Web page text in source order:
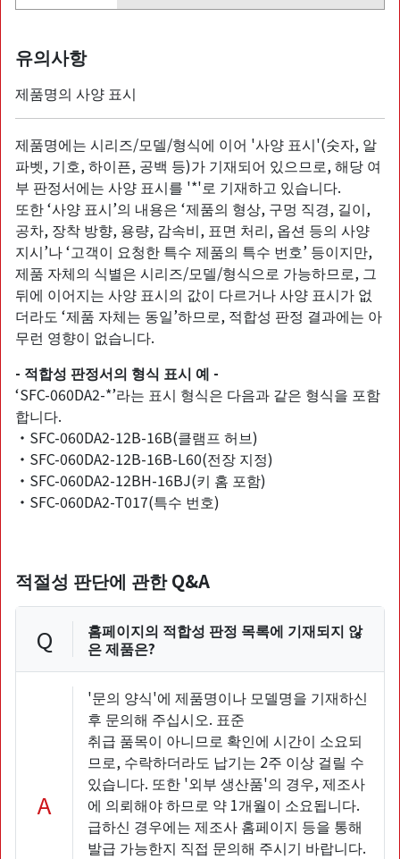
유의사항
제품명의 사양 표시
제품명에는 시리즈/모델/형식에 이어 '사양 표시'(숫자, 알
파벳, 기호, 하이픈, 공백 등)가 기재되어 있으므로, 해당 여
부 판정서에는 사양 표시를 '*'로 기재하고 있습니다.
또한 ‘사양 표시’의 내용은 ‘제품의 형상, 구멍 직경, 길이,
공차, 장착 방향, 용량, 감속비, 표면 처리, 옵션 등의 사양
지시’나 ‘고객이 요청한 특수 제품의 특수 번호’ 등이지만,
제품 자체의 식별은 시리즈/모델/형식으로 가능하므로, 그
뒤에 이어지는 사양 표시의 값이 다르거나 사양 표시가 없
더라도 ‘제품 자체는 동일’하므로, 적합성 판정 결과에는 아
무런 영향이 없습니다.
- 적합성 판정서의 형식 표시 예 -
‘SFC-060DA2-*’라는 표시 형식은 다음과 같은 형식을 포함
합니다.
・SFC-060DA2-12B-16B(클램프 허브)
・SFC-060DA2-12B-16B-L60(전장 지정)
・SFC-060DA2-12BH-16BJ(키 홈 포함)
・SFC-060DA2-T017(특수 번호)
적절성 판단에 관한 Q&A
Q
홈페이지의 적합성 판정 목록에 기재되지 않
은 제품은?
A
'문의 양식'에 제품명이나 모델명을 기재하신
후 문의해 주십시오. 표준
취급 품목이 아니므로 확인에 시간이 소요되
므로, 수락하더라도 납기는 2주 이상 걸릴 수
있습니다. 또한 '외부 생산품'의 경우, 제조사
에 의뢰해야 하므로 약 1개월이 소요됩니다.
급하신 경우에는 제조사 홈페이지 등을 통해
발급 가능한지 직접 문의해 주시기 바랍니다.